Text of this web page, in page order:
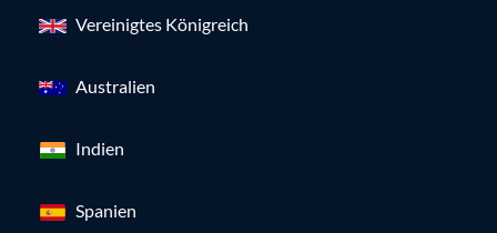
Vereinigtes Königreich
Australien
Indien
Spanien